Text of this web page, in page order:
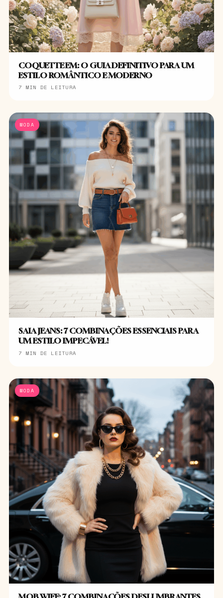
COQUETTE EM: O GUIA DEFINITIVO PARA UM
ESTILO ROMÂNTICO E MODERNO
7 MIN DE LEITURA
MODA
SAIA JEANS: 7 COMBINAÇÕES ESSENCIAIS PARA
UM ESTILO IMPECÁVEL!
7 MIN DE LEITURA
MODA